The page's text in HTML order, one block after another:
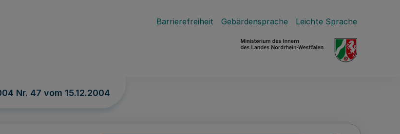
Barrierefreiheit Gebärdensprache Leichte Sprache
Nr. 47 vom 15.12.2004